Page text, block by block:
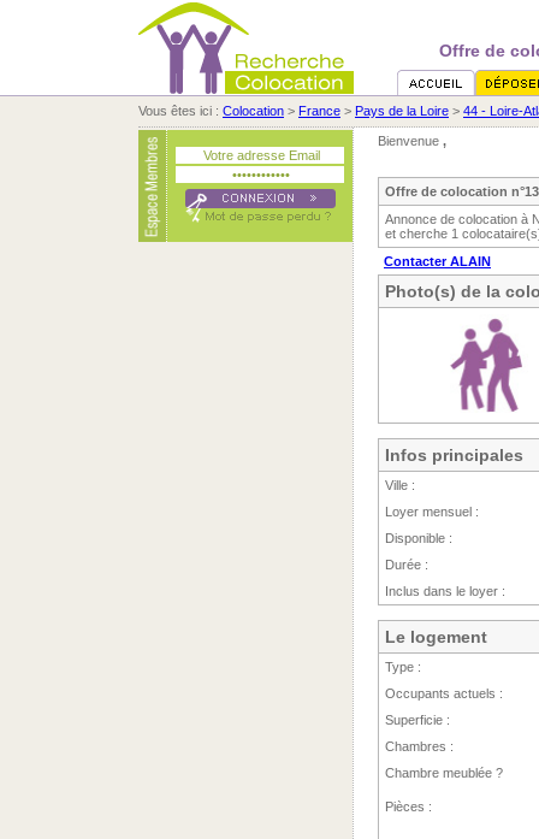
Offre de
Vous êtes ici : Colocation > France > Pays de la Loire > 44 - Loire-
Bienvenue ,
Offre de colocation
Annonce de colocation à
et cherche 1
Contacter ALAIN
Photo(s) de la
Infos principales
Ville :
Loyer mensuel :
Disponible :
Durée :
Inclus dans le loyer :
Le logement
Type :
Occupants actuels :
Superficie :
Chambres :
Chambre meublée ?
Pièces :